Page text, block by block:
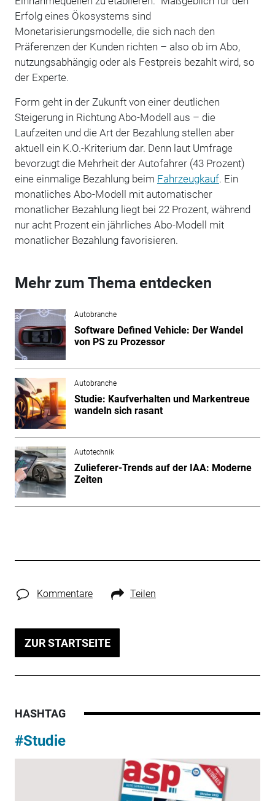
Erfolg eines Ökosystems sind
Monetarisierungsmodelle, die sich nach den
Präferenzen der Kunden richten – also ob im Abo,
nutzungsabhängig oder als Festpreis bezahlt wird, so
der Experte.
Form geht in der Zukunft von einer deutlichen
Steigerung in Richtung Abo-Modell aus – die
Laufzeiten und die Art der Bezahlung stellen aber
aktuell ein K.O.-Kriterium dar. Denn laut Umfrage
bevorzugt die Mehrheit der Autofahrer (43 Prozent)
eine einmalige Bezahlung beim Fahrzeugkauf. Ein
monatliches Abo-Modell mit automatischer
monatlicher Bezahlung liegt bei 22 Prozent, während
nur acht Prozent ein jährliches Abo-Modell mit
monatlicher Bezahlung favorisieren.
Mehr zum Thema entdecken
Autobranche
Software Defined Vehicle: Der Wandel
von PS zu Prozessor
Autobranche
Studie: Kaufverhalten und Markentreue
wandeln sich rasant
Autotechnik
Zulieferer-Trends auf der IAA: Moderne
Zeiten
Kommentare Teilen
ZUR STARTSEITE
HASHTAG
#Studie